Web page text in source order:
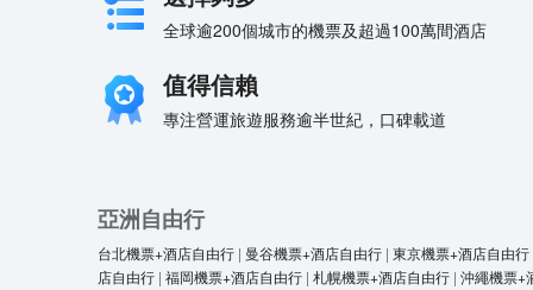
全球逾200個城市的機票及超過100萬間酒店
值得信賴
專注營運旅遊服務逾半世紀，口碑載道
亞洲自由行
台北機票+酒店自由行 | 曼谷機票+酒店自由行 | 東京機票+酒店自由行
店自由行 | 福岡機票+酒店自由行 | 札幌機票+酒店自由行 | 沖繩機票+